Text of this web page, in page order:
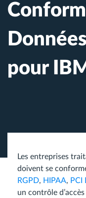
pour
Les entreprises
doivent se
RGPD, HIPAA, PCI
un contrôle